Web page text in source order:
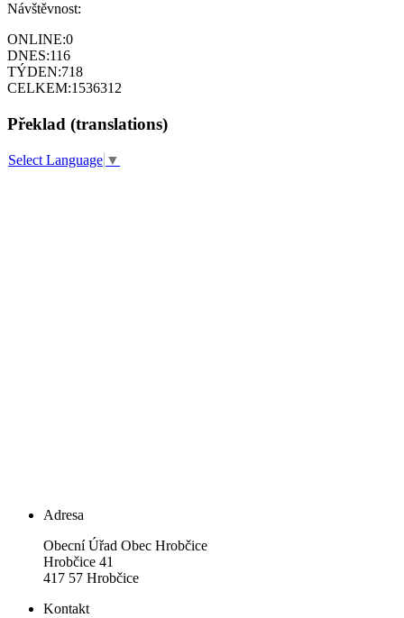
Návštěvnost:
ONLINE:0
DNES:116
TÝDEN:718
CELKEM:1536312
Překlad (translations)
Select Language ▼
Adresa
Obecní Úřad Obec Hrobčice
Hrobčice 41
417 57 Hrobčice
Kontakt